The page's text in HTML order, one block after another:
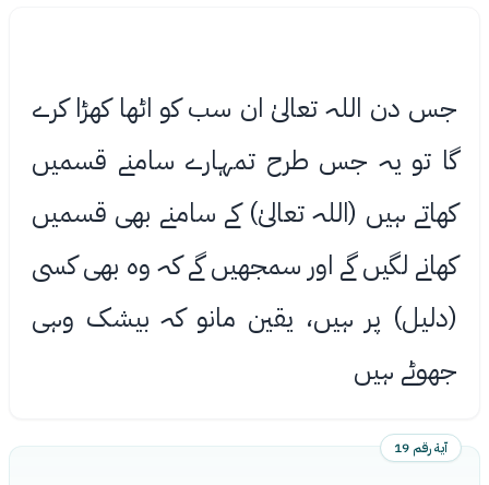
جس دن اللہ تعالیٰ ان سب کو اٹھا کھڑا کرے
گا تو یہ جس طرح تمہارے سامنے قسمیں
کھاتے ہیں (اللہ تعالیٰ) کے سامنے بھی قسمیں
کھانے لگیں گے اور سمجھیں گے کہ وه بھی کسی
(دلیل) پر ہیں، یقین مانو کہ بیشک وہی
جھوٹے ہیں
آية رقم 19